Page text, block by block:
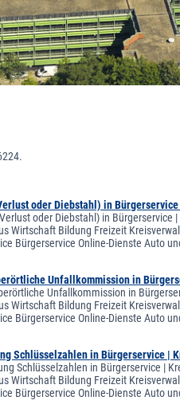
oder Diebstahl) in
oder Diebstahl) in
Wirtschaft Bildung Freizeit
Bürgerservice Online-Dienste Auto
Unfallkommission in
Unfallkommission in
Wirtschaft Bildung Freizeit
Bürgerservice Online-Dienste Auto
Schlüsselzahlen in Bürgerservice |
Schlüsselzahlen in Bürgerservice |
Wirtschaft Bildung Freizeit
Bürgerservice Online-Dienste Auto